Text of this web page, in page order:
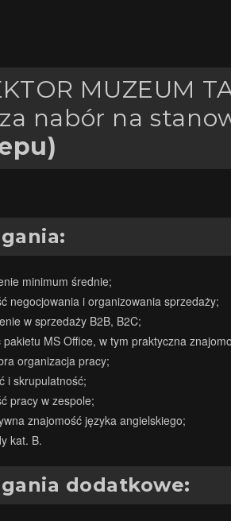
MUZEUM
nabór na
minimum średnie;
negocjowania i organizowania sprzedaży;
w sprzedaży B2B, B2C;
MS Office, w tym praktyczna
organizacja pracy;
i skrupulatność;
pracy w zespole;
znajomość języka angielskiego;
kat. B.
dodatkowe: